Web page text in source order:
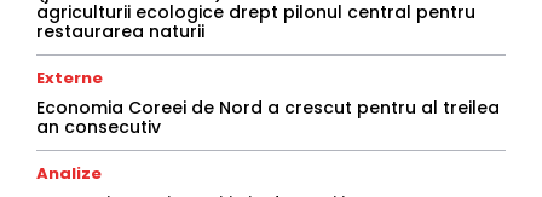
agriculturii ecologice drept pilonul central pentru
restaurarea naturii
Externe
Economia Coreei de Nord a crescut pentru al treilea
an consecutiv
Analize